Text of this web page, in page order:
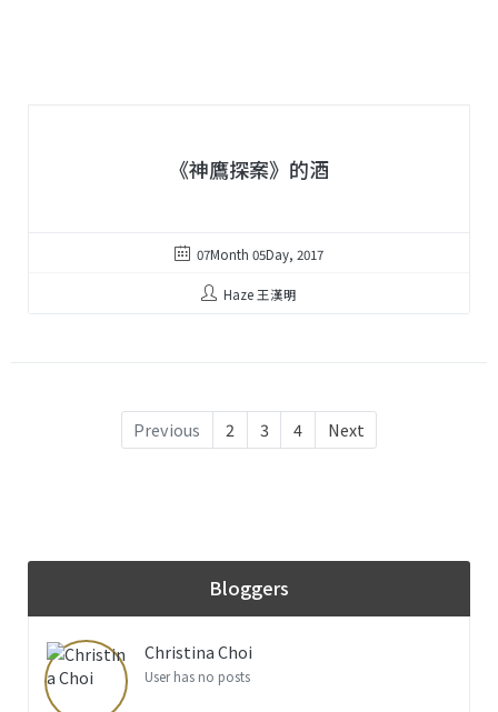
《神鷹探案》的酒
07Month 05Day, 2017
Haze 王漢明
Previous 2 3 4 Next
Bloggers
Christina Choi
User has no posts